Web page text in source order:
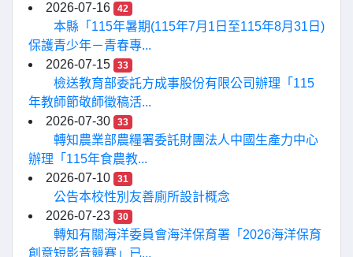
2026-07-16
42
本縣「115年暑期(115年7月1日至115年8月31日)
保護青少年－青春專...
2026-07-15
33
檢送教育部委託方成事股份有限公司辦理「115
年教師節敬師徵稿活...
2026-07-30
33
轉知農業部農糧署委託財團法人中國生產力中心
辦理「115年食農教...
2026-07-10
31
公告本校性別友善廁所設計概念
2026-07-23
30
轉知有關海洋委員會海洋保育署「2026海洋保育
創意短影音競賽」已...